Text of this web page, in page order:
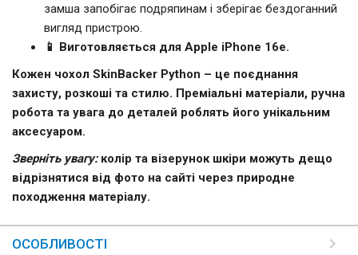
замша запобігає подряпинам і зберігає бездоганний
вигляд пристрою.
📱 Виготовляється для Apple iPhone 16е.
Кожен чохол SkinBacker Python – це поєднання
захисту, розкоші та стилю. Преміальні матеріали, ручна
робота та увага до деталей роблять його унікальним
аксесуаром.
Зверніть увагу:колір та візерунок шкіри можуть дещо
відрізнятися від фото на сайті через природне
походження матеріалу.
ОСОБЛИВОСТІ